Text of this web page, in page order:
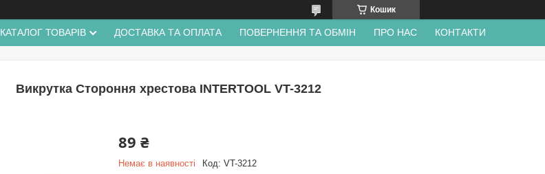
Кошик
КАТАЛОГ ТОВАРІВ ДОСТАВКА ТА ОПЛАТА ПОВЕРНЕННЯ ТА ОБМІН ПРО НАС КОНТАКТИ
Викрутка Стороння хрестова INTERTOOL VT-3212
89 ₴
Немає в наявності Код: VT-3212